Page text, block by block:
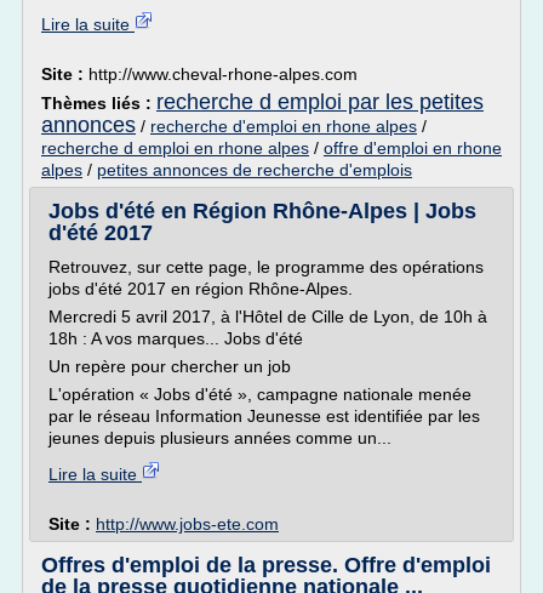
Lire la suite
Site : http://www.cheval-rhone-alpes.com
Thèmes liés : recherche d emploi par les petites
annonces / recherche d'emploi en rhone alpes /
recherche d emploi en rhone alpes / offre d'emploi en rhone
alpes / petites annonces de recherche d'emplois
Jobs d'été en Région Rhône-Alpes | Jobs
d'été 2017
Retrouvez, sur cette page, le programme des opérations
jobs d'été 2017 en région Rhône-Alpes.
Mercredi 5 avril 2017, à l'Hôtel de Cille de Lyon, de 10h à
18h : A vos marques... Jobs d'été
Un repère pour chercher un job
L'opération « Jobs d'été », campagne nationale menée
par le réseau Information Jeunesse est identifiée par les
jeunes depuis plusieurs années comme un...
Lire la suite
Site : http://www.jobs-ete.com
Offres d'emploi de la presse. Offre d'emploi
de la presse quotidienne nationale ...